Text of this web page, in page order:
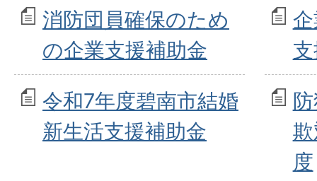
消防団員確保のため
の企業支援補助金
令和7年度碧南市結婚
新生活支援補助金
度